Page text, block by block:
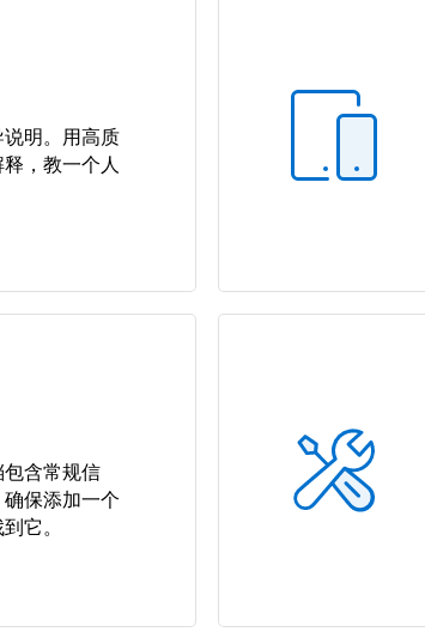
明。用高质
，教一个人
含常规信
保添加一个
它。